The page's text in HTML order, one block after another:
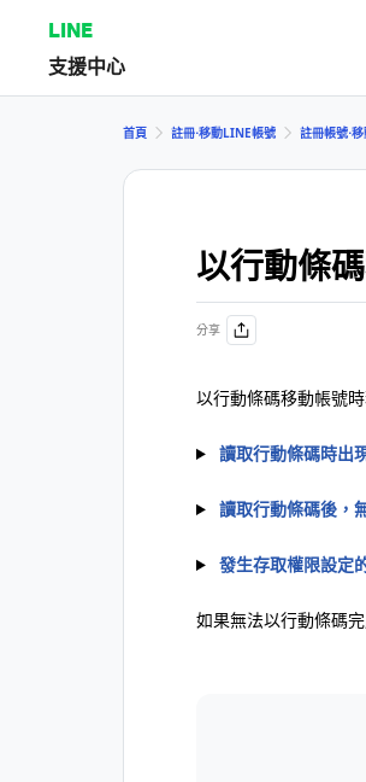
LINE
支援中心
首頁 註冊⋅移動LINE帳號 註冊帳號⋅
以行動條
分享
以行動條碼移動帳號
讀取行動條碼時出
讀取行動條碼後，
發生存取權限設定
如果無法以行動條碼